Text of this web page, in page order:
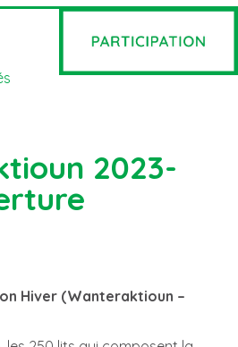
2023-
Hiver (Wanteraktioun –